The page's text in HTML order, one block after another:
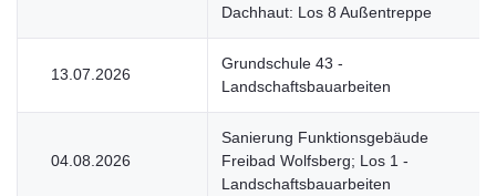
Dachhaut: Los 8 Außentreppe
13.07.2026
Grundschule 43 -
Landschaftsbauarbeiten
04.08.2026
Sanierung Funktionsgebäude
Freibad Wolfsberg; Los 1 -
Landschaftsbauarbeiten